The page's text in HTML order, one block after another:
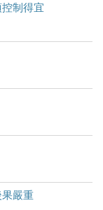
制得宜
嚴重